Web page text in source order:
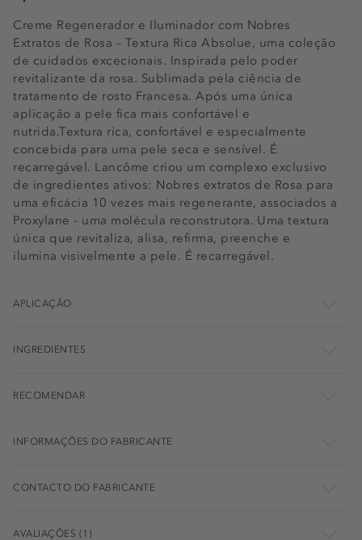
Creme Regenerador e Iluminador com Nobres
Extratos de Rosa – Textura Rica Absolue, uma coleção
de cuidados excecionais. Inspirada pelo poder
revitalizante da rosa. Sublimada pela ciência de
tratamento de rosto Francesa. Após uma única
aplicação a pele fica mais confortável e
nutrida.Textura rica, confortável e especialmente
concebida para uma pele seca e sensível. É
recarregável. Lancôme criou um complexo exclusivo
de ingredientes ativos: Nobres extratos de Rosa para
uma eficácia 10 vezes mais regenerante, associados a
Proxylane - uma molécula reconstrutora. Uma textura
única que revitaliza, alisa, refirma, preenche e
ilumina visivelmente a pele. É recarregável.
APLICAÇÃO
INGREDIENTES
RECOMENDAR
INFORMAÇÕES DO FABRICANTE
CONTACTO DO FABRICANTE
AVALIAÇÕES (1)